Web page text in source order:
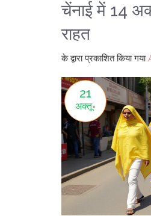
चेंनाई में 14
राहत
के द्वारा प्रकाशित किया गया
21
अक्तू॰